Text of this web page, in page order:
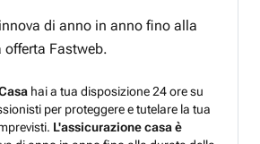
di anno in anno fino alla
Fastweb.
hai a tua disposizione 24 ore su
per proteggere e tutelare la tua
L'assicurazione casa è